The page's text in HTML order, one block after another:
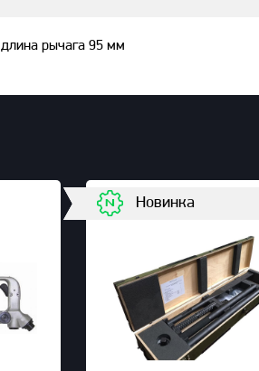
длина рычага 95 мм
Новинка